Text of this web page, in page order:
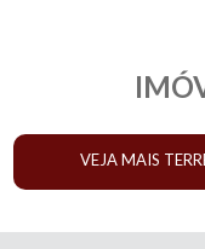
VEJA MAIS